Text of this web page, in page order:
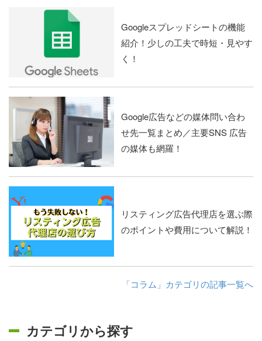
Googleスプレッドシートの機能
紹介！少しの工夫で時短・見やす
く！
Google広告などの媒体問い合わ
せ先一覧まとめ／主要SNS 広告
の媒体も網羅！
リスティング広告代理店を選ぶ際
のポイントや費用について解説！
「コラム」カテゴリの記事一覧へ
カテゴリから探す